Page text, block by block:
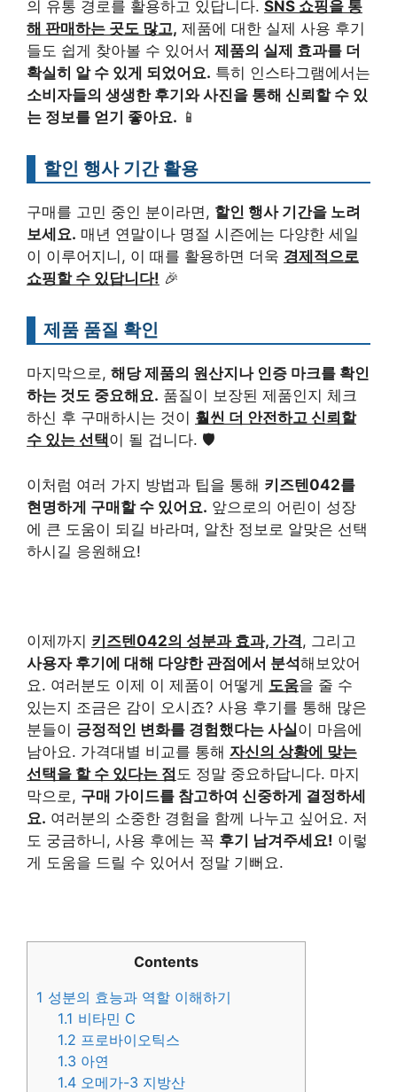
의 유통 경로를 활용하고 있답니다. SNS 쇼핑을 통
해 판매하는 곳도 많고, 제품에 대한 실제 사용 후기
들도 쉽게 찾아볼 수 있어서 제품의 실제 효과를 더
확실히 알 수 있게 되었어요. 특히 인스타그램에서는
소비자들의 생생한 후기와 사진을 통해 신뢰할 수 있
는 정보를 얻기 좋아요. 📱
할인 행사 기간 활용
구매를 고민 중인 분이라면, 할인 행사 기간을 노려
보세요. 매년 연말이나 명절 시즌에는 다양한 세일
이 이루어지니, 이 때를 활용하면 더욱 경제적으로
쇼핑할 수 있답니다! 🎉
제품 품질 확인
마지막으로, 해당 제품의 원산지나 인증 마크를 확인
하는 것도 중요해요. 품질이 보장된 제품인지 체크
하신 후 구매하시는 것이 훨씬 더 안전하고 신뢰할
수 있는 선택이 될 겁니다. 🛡️
이처럼 여러 가지 방법과 팁을 통해 키즈텐042를
현명하게 구매할 수 있어요. 앞으로의 어린이 성장
에 큰 도움이 되길 바라며, 알찬 정보로 알맞은 선택
하시길 응원해요!
이제까지 키즈텐042의 성분과 효과, 가격, 그리고
사용자 후기에 대해 다양한 관점에서 분석해보았어
요. 여러분도 이제 이 제품이 어떻게 도움을 줄 수
있는지 조금은 감이 오시죠? 사용 후기를 통해 많은
분들이 긍정적인 변화를 경험했다는 사실이 마음에
남아요. 가격대별 비교를 통해 자신의 상황에 맞는
선택을 할 수 있다는 점 도 정말 중요하답니다. 마지
막으로, 구매 가이드를 참고하여 신중하게 결정하세
요. 여러분의 소중한 경험을 함께 나누고 싶어요. 저
도 궁금하니, 사용 후에는 꼭 후기 남겨주세요! 이렇
게 도움을 드릴 수 있어서 정말 기뻐요.
Contents
1 성분의 효능과 역할 이해하기
1.1 비타민 C
1.2 프로바이오틱스
1.3 아연
1.4 오메가-3 지방산